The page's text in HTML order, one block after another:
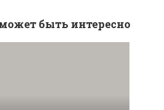
быть интересно